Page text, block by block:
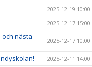
2025-12-19 10:00
2025-12-17 15:00
och nästa
2025-12-17 10:00
2025-12-11 14:00